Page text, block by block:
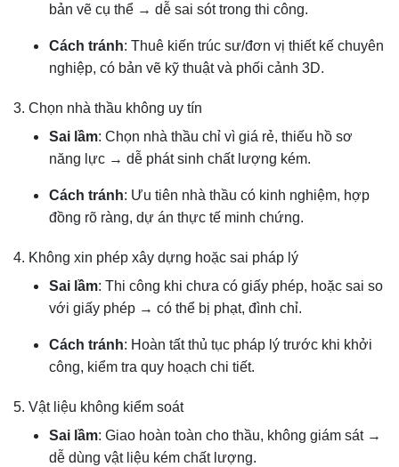
bản vẽ cụ thể → dễ sai sót trong thi công.
Cách tránh: Thuê kiến trúc sư/đơn vị thiết kế chuyên
nghiệp, có bản vẽ kỹ thuật và phối cảnh 3D.
3. Chọn nhà thầu không uy tín
Sai lầm: Chọn nhà thầu chỉ vì giá rẻ, thiếu hồ sơ
năng lực → dễ phát sinh chất lượng kém.
Cách tránh: Ưu tiên nhà thầu có kinh nghiệm, hợp
đồng rõ ràng, dự án thực tế minh chứng.
4. Không xin phép xây dựng hoặc sai pháp lý
Sai lầm: Thi công khi chưa có giấy phép, hoặc sai so
với giấy phép → có thể bị phạt, đình chỉ.
Cách tránh: Hoàn tất thủ tục pháp lý trước khi khởi
công, kiểm tra quy hoạch chi tiết.
5. Vật liệu không kiểm soát
Sai lầm: Giao hoàn toàn cho thầu, không giám sát →
dễ dùng vật liệu kém chất lượng.